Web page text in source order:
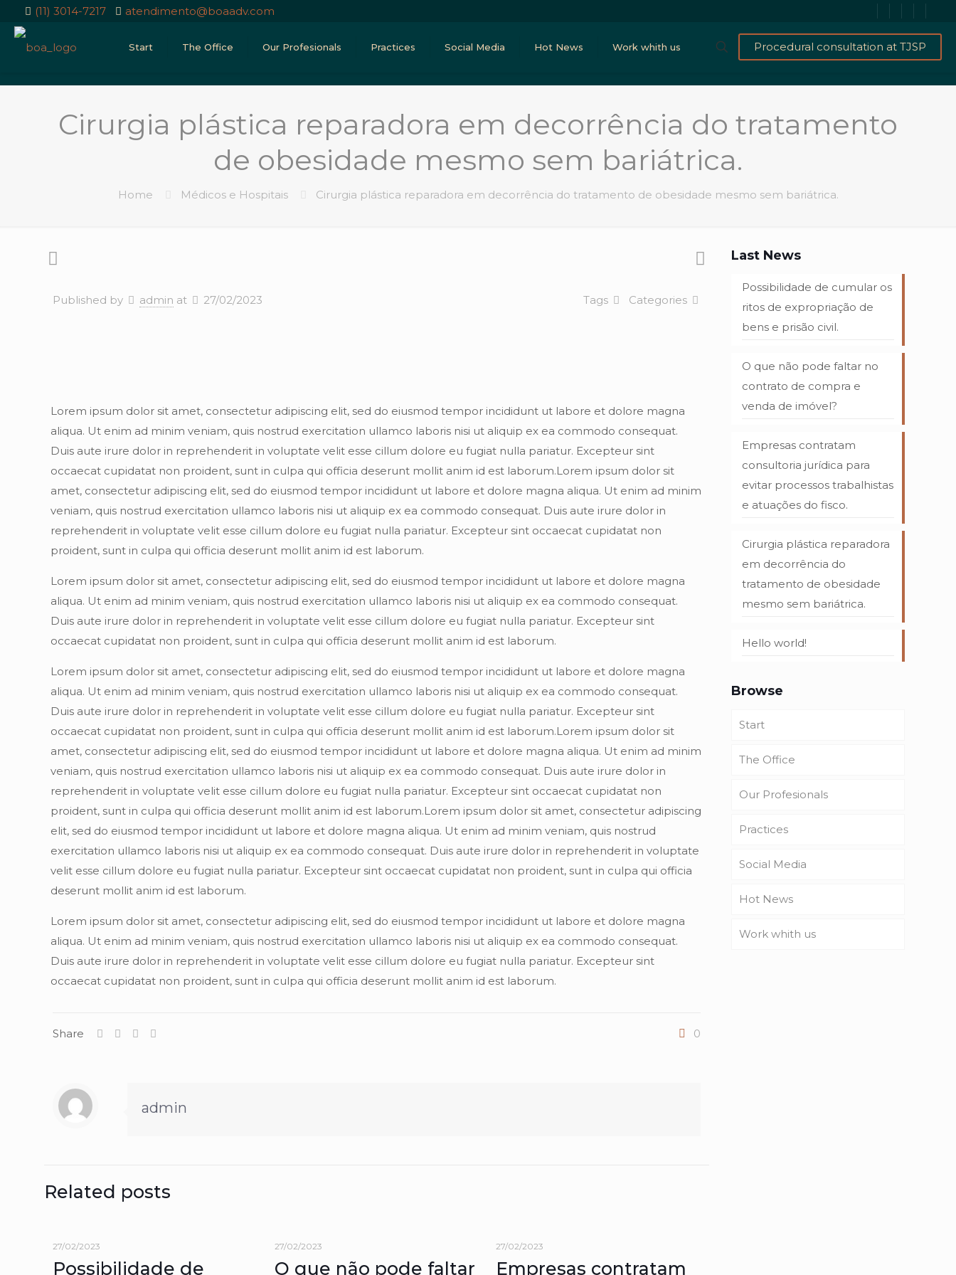
(11) 3014-7217 atendimento@boaadv.com
Start The Office Our Profesionals Practices Social Media Hot News Work whith us Procedural consultation at TJSP
Cirurgia plástica reparadora em decorrência do tratamento
de obesidade mesmo sem bariátrica.
Home Médicos e Hospitais Cirurgia plástica reparadora em decorrência do tratamento de obesidade mesmo sem bariátrica.
Published by admin at 27/02/2023 Categories
Tags
Lorem ipsum dolor sit amet, consectetur adipiscing elit, sed do eiusmod tempor incididunt ut labore et dolore magna
aliqua. Ut enim ad minim veniam, quis nostrud exercitation ullamco laboris nisi ut aliquip ex ea commodo consequat.
Duis aute irure dolor in reprehenderit in voluptate velit esse cillum dolore eu fugiat nulla pariatur. Excepteur sint
occaecat cupidatat non proident, sunt in culpa qui officia deserunt mollit anim id est laborum.Lorem ipsum dolor sit
amet, consectetur adipiscing elit, sed do eiusmod tempor incididunt ut labore et dolore magna aliqua. Ut enim ad minim
veniam, quis nostrud exercitation ullamco laboris nisi ut aliquip ex ea commodo consequat. Duis aute irure dolor in
reprehenderit in voluptate velit esse cillum dolore eu fugiat nulla pariatur. Excepteur sint occaecat cupidatat non
proident, sunt in culpa qui officia deserunt mollit anim id est laborum.
Lorem ipsum dolor sit amet, consectetur adipiscing elit, sed do eiusmod tempor incididunt ut labore et dolore magna
aliqua. Ut enim ad minim veniam, quis nostrud exercitation ullamco laboris nisi ut aliquip ex ea commodo consequat.
Duis aute irure dolor in reprehenderit in voluptate velit esse cillum dolore eu fugiat nulla pariatur. Excepteur sint
occaecat cupidatat non proident, sunt in culpa qui officia deserunt mollit anim id est laborum.
Lorem ipsum dolor sit amet, consectetur adipiscing elit, sed do eiusmod tempor incididunt ut labore et dolore magna
aliqua. Ut enim ad minim veniam, quis nostrud exercitation ullamco laboris nisi ut aliquip ex ea commodo consequat.
Duis aute irure dolor in reprehenderit in voluptate velit esse cillum dolore eu fugiat nulla pariatur. Excepteur sint
occaecat cupidatat non proident, sunt in culpa qui officia deserunt mollit anim id est laborum.Lorem ipsum dolor sit
amet, consectetur adipiscing elit, sed do eiusmod tempor incididunt ut labore et dolore magna aliqua. Ut enim ad minim
veniam, quis nostrud exercitation ullamco laboris nisi ut aliquip ex ea commodo consequat. Duis aute irure dolor in
reprehenderit in voluptate velit esse cillum dolore eu fugiat nulla pariatur. Excepteur sint occaecat cupidatat non
proident, sunt in culpa qui officia deserunt mollit anim id est laborum.Lorem ipsum dolor sit amet, consectetur adipiscing
elit, sed do eiusmod tempor incididunt ut labore et dolore magna aliqua. Ut enim ad minim veniam, quis nostrud
exercitation ullamco laboris nisi ut aliquip ex ea commodo consequat. Duis aute irure dolor in reprehenderit in voluptate
velit esse cillum dolore eu fugiat nulla pariatur. Excepteur sint occaecat cupidatat non proident, sunt in culpa qui officia
deserunt mollit anim id est laborum.
Lorem ipsum dolor sit amet, consectetur adipiscing elit, sed do eiusmod tempor incididunt ut labore et dolore magna
aliqua. Ut enim ad minim veniam, quis nostrud exercitation ullamco laboris nisi ut aliquip ex ea commodo consequat.
Duis aute irure dolor in reprehenderit in voluptate velit esse cillum dolore eu fugiat nulla pariatur. Excepteur sint
occaecat cupidatat non proident, sunt in culpa qui officia deserunt mollit anim id est laborum.
Share 0
admin
Related posts
27/02/2023
Possibilidade de
27/02/2023
O que não pode faltar
27/02/2023
Empresas contratam
Last News
Possibilidade de cumular os
ritos de expropriação de
bens e prisão civil.
O que não pode faltar no
contrato de compra e
venda de imóvel?
Empresas contratam
consultoria jurídica para
evitar processos trabalhistas
e atuações do fisco.
Cirurgia plástica reparadora
em decorrência do
tratamento de obesidade
mesmo sem bariátrica.
Hello world!
Browse
Start
The Office
Our Profesionals
Practices
Social Media
Hot News
Work whith us